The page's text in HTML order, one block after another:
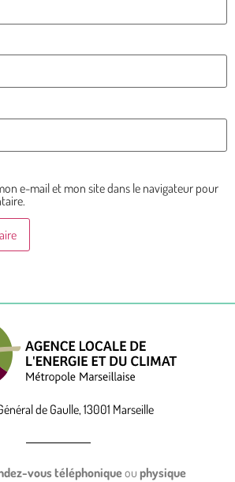
e-mail et mon site dans le navigateur pour
de Gaulle, 13001 Marseille
vous téléphoniqueou physique